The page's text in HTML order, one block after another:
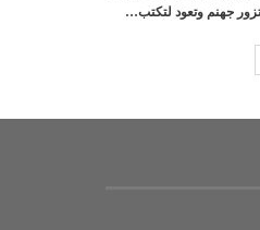
جهنم وتعود لتكتب…